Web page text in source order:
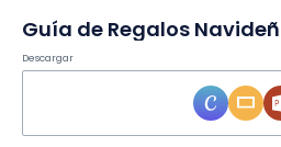
Guía de Regalos
Descargar